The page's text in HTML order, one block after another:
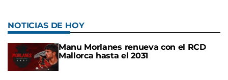
NOTICIAS DE HOY
Manu Morlanes renueva con el RCD
Mallorca hasta el 2031